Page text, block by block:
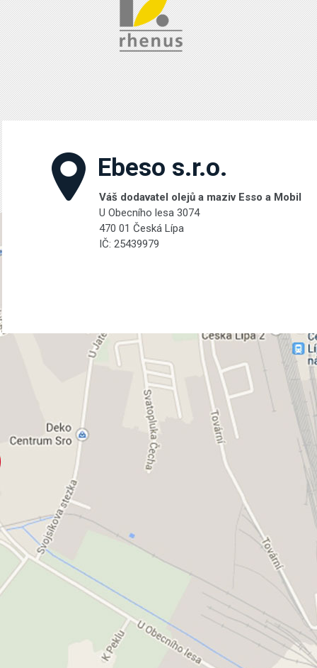
Ebeso s.r.o.
Váš dodavatel olejů a maziv Esso a Mobil
U Obecního lesa 3074
470 01 Česká Lípa
IČ: 25439979